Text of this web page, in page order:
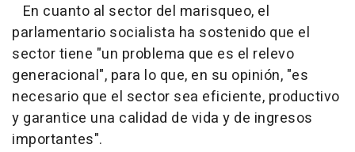
En cuanto al sector del marisqueo, el
parlamentario socialista ha sostenido que el
sector tiene "un problema que es el relevo
generacional", para lo que, en su opinión, "es
necesario que el sector sea eficiente, productivo
y garantice una calidad de vida y de ingresos
importantes".